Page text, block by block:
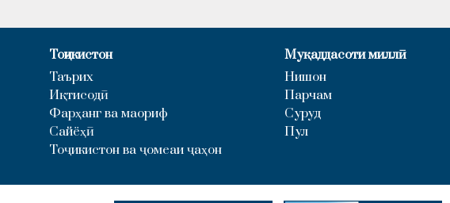
Тоҷикистон
Таърих
Иқтисодӣ
Фарҳанг ва маориф
Сайёҳӣ
Тоҷикистон ва ҷомеаи ҷаҳон
Муқаддасоти миллӣ
Нишон
Парчам
Суруд
Пул